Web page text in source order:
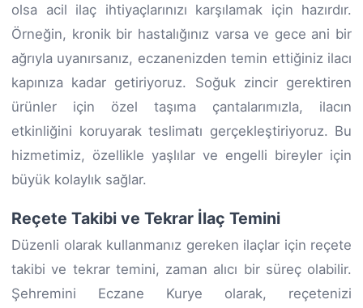
olsa acil ilaç ihtiyaçlarınızı karşılamak için hazırdır.
Örneğin, kronik bir hastalığınız varsa ve gece ani bir
ağrıyla uyanırsanız, eczanenizden temin ettiğiniz ilacı
kapınıza kadar getiriyoruz. Soğuk zincir gerektiren
ürünler için özel taşıma çantalarımızla, ilacın
etkinliğini koruyarak teslimatı gerçekleştiriyoruz. Bu
hizmetimiz, özellikle yaşlılar ve engelli bireyler için
büyük kolaylık sağlar.
Reçete Takibi ve Tekrar İlaç Temini
Düzenli olarak kullanmanız gereken ilaçlar için reçete
takibi ve tekrar temini, zaman alıcı bir süreç olabilir.
Şehremini Eczane Kurye olarak, reçetenizi